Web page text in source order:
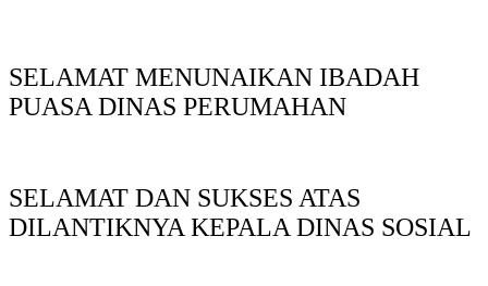
SELAMAT MENUNAIKAN IBADAH
PUASA DINAS PERUMAHAN
SELAMAT DAN SUKSES ATAS
DILANTIKNYA KEPALA DINAS SOSIAL